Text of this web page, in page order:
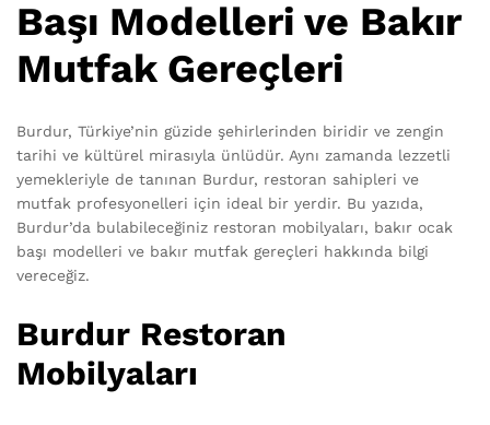
Başı Modelleri ve Bakır
Mutfak Gereçleri
Burdur, Türkiye’nin güzide şehirlerinden biridir ve zengin
tarihi ve kültürel mirasıyla ünlüdür. Aynı zamanda lezzetli
yemekleriyle de tanınan Burdur, restoran sahipleri ve
mutfak profesyonelleri için ideal bir yerdir. Bu yazıda,
Burdur’da bulabileceğiniz restoran mobilyaları, bakır ocak
başı modelleri ve bakır mutfak gereçleri hakkında bilgi
vereceğiz.
Burdur Restoran
Mobilyaları